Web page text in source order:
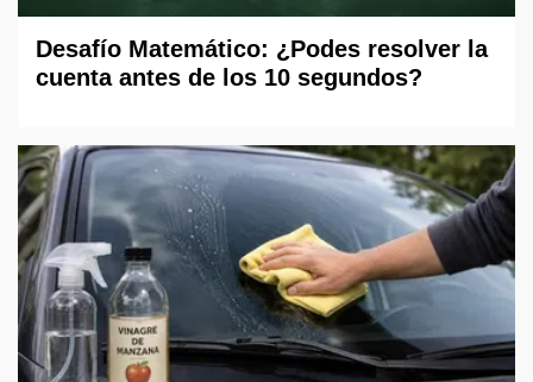
Desafío Matemático: ¿Podes resolver la
cuenta antes de los 10 segundos?